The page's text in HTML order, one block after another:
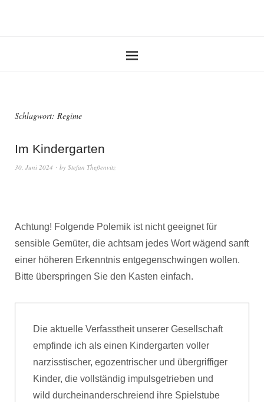
Schlagwort: Regime
Im Kindergarten
30. Juni 2024 by Stefan Theßenvitz
Achtung! Folgende Polemik ist nicht geeignet für
sensible Gemüter, die achtsam jedes Wort wägend sanft
einer höheren Erkenntnis entgegenschwingen wollen.
Bitte überspringen Sie den Kasten einfach.
Die aktuelle Verfasstheit unserer Gesellschaft
empfinde ich als einen Kindergarten voller
narzisstischer, egozentrischer und übergriffiger
Kinder, die vollständig impulsgetrieben und
wild durcheinanderschreiend ihre Spielstube